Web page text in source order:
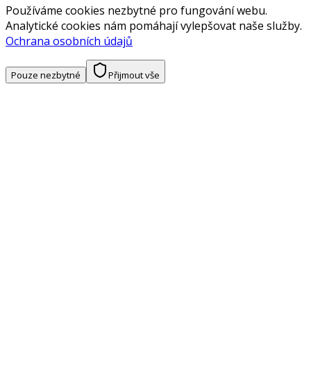
Používáme cookies nezbytné pro fungování webu.
Analytické cookies nám pomáhají vylepšovat naše služby.
Ochrana osobních údajů
Pouze nezbytné Přijmout vše